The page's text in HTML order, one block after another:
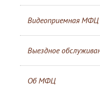
Видеоприемная МФЦ
Выездное
Об МФЦ